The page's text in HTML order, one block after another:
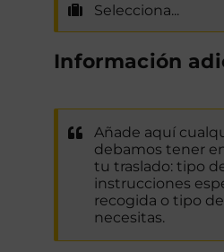
Información